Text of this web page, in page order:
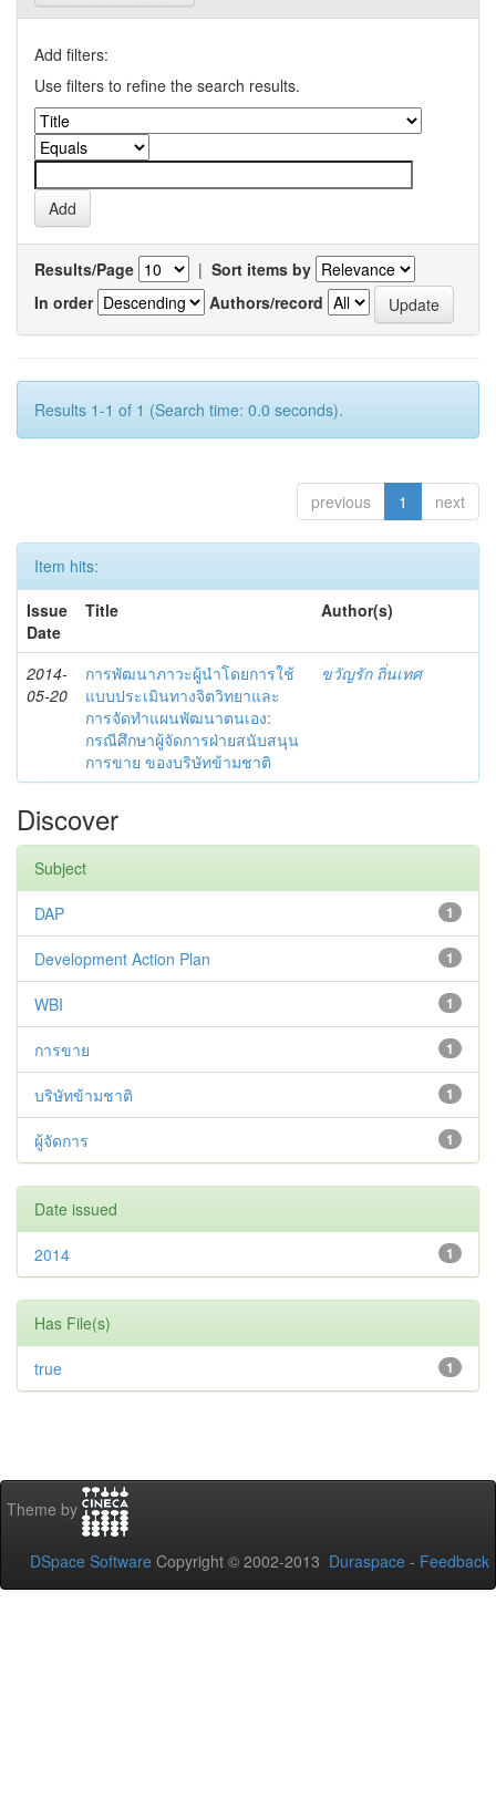
Add filters:
Use filters to refine the search results.
Results/Page | Sort items by
In order
Authors/record
Results 1-1 of 1 (Search time: 0.0 seconds).
previous 1 next
Item hits:
Issue
Date
Title Author(s)
2014-
05-20
การพัฒนาภาวะผู้นำโดยการใช้
แบบประเมินทางจิตวิทยาและ
การจัดทำแผนพัฒนาตนเอง:
กรณีศึกษาผู้จัดการฝ่ายสนับสนุน
การขาย ของบริษัทข้ามชาติ
ขวัญรัก ถิ่นเทศ
Discover
Subject
1
DAP
1
Development Action Plan
1
WBI
1
การขาย
1
บริษัทข้ามชาติ
1
ผู้จัดการ
Date issued
1
2014
Has File(s)
1
true
Theme by
DSpace Software Copyright © 2002-2013 Duraspace - Feedback